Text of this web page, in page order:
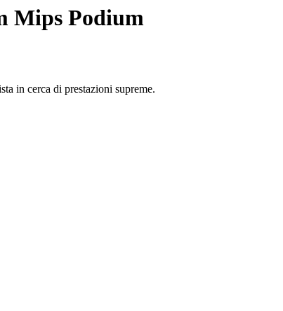
Mips Podium
in cerca di prestazioni supreme.